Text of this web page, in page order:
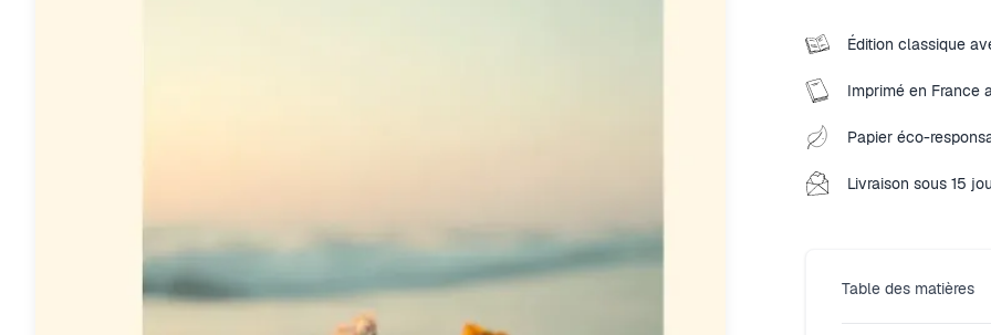
Édition classique
Imprimé en France
Papier éco-
Livraison sous 15
Table des matières